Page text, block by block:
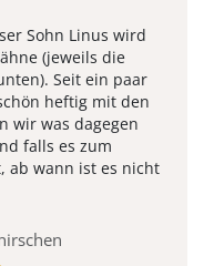
Sohn Linus wird
(jeweils die
Seit ein paar
heftig mit den
wir was dagegen
falls es zum
ab wann ist es nicht